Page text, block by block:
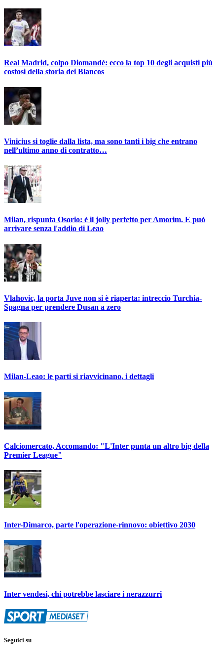
Real Madrid, colpo Diomandé: ecco la top 10 degli acquisti più
costosi della storia dei Blancos
Vinicius si toglie dalla lista, ma sono tanti i big che entrano
nell’ultimo anno di contratto…
Milan, rispunta Osorio: è il jolly perfetto per Amorim. E può
arrivare senza l'addio di Leao
Vlahovic, la porta Juve non si è riaperta: intreccio Turchia-
Spagna per prendere Dusan a zero
Milan-Leao: le parti si riavvicinano, i dettagli
Calciomercato, Accomando: "L'Inter punta un altro big della
Premier League"
Inter-Dimarco, parte l'operazione-rinnovo: obiettivo 2030
Inter vendesi, chi potrebbe lasciare i nerazzurri
Seguici su